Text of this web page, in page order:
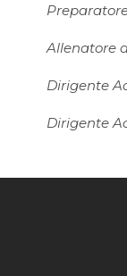
Allenatore
Dirigente
Dirigente